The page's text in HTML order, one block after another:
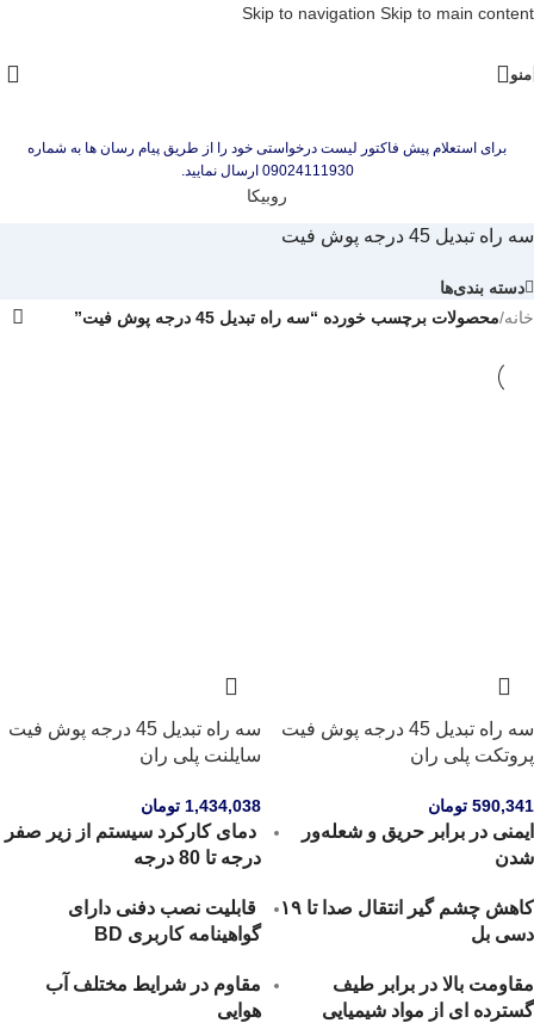
Skip to navigation Skip to main content
منو
برای استعلام پیش فاکتور لیست درخواستی خود را از طریق پیام رسان ها به شماره
09024111930 ارسال نمایید.
روبیکا
سه راه تبدیل 45 درجه پوش فیت
دسته بندی‌ها
خانه/محصولات برچسب خورده “سه راه تبدیل 45 درجه پوش فیت”
سه راه تبدیل 45 درجه پوش فیت
پروتکت پلی ران
590,341 تومان
ایمنی در برابر حریق و شعله‌ور
شدن
کاهش چشم گیر انتقال صدا تا ۱۹
دسی بل
مقاومت بالا در برابر طیف
گسترده ای از مواد شیمیایی
سه راه تبدیل 45 درجه پوش فیت
سایلنت پلی ران
1,434,038 تومان
دمای کارکرد سیستم از زیر صفر
درجه تا 80 درجه
قابلیت نصب دفنی دارای
گواهینامه کاربری BD
مقاوم در شرایط مختلف آب
هوایی